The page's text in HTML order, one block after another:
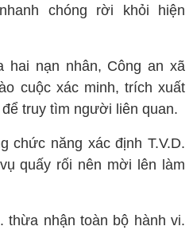
chóng rời khỏi hiện
hai nạn nhân, Công an xã
cuộc xác minh, trích xuất
truy tìm người liên quan.
chức năng xác định T.V.D.
quấy rối nên mời lên làm
thừa nhận toàn bộ hành vi.